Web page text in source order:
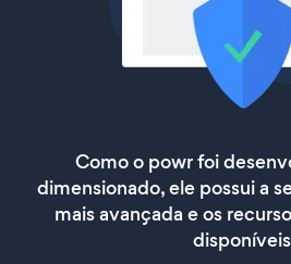
Como o powr foi
dimensionado, ele possui a
mais avançada e os